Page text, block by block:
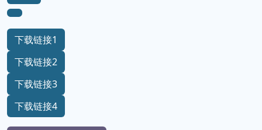
下载链接1
下载链接2
下载链接3
下载链接4